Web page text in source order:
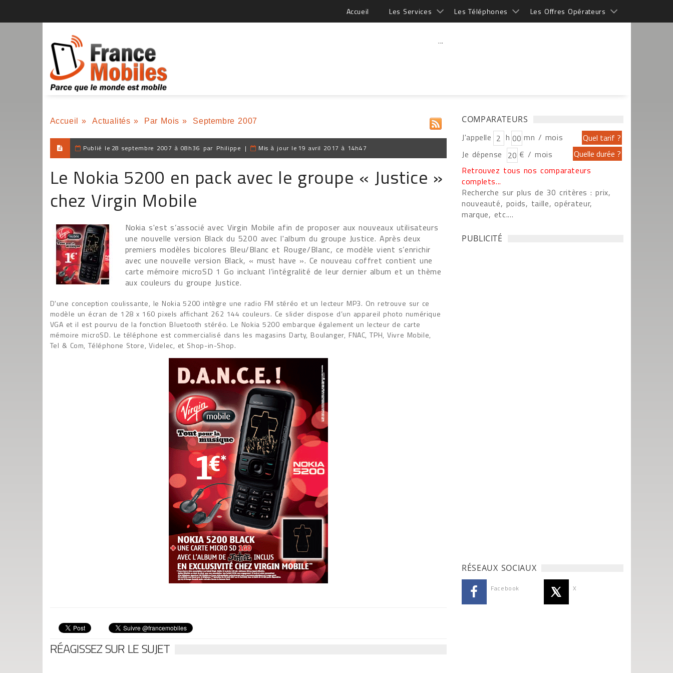
Accueil Les Services Les Téléphones Les Offres Opérateurs
...
Accueil » Actualités » Par Mois » Septembre 2007
Publié le 28 septembre 2007 à 08h36 par Philippe | Mis à jour le 19 avril 2017 à 14h47
Le Nokia 5200 en pack avec le groupe « Justice »
chez Virgin Mobile
Nokia s'est s’associé avec Virgin Mobile afin de proposer aux nouveaux utilisateurs
une nouvelle version Black du 5200 avec l'album du groupe Justice. Après deux
premiers modèles bicolores Bleu/Blanc et Rouge/Blanc, ce modèle vient s’enrichir
avec une nouvelle version Black, « must have ». Ce nouveau coffret contient une
carte mémoire microSD 1 Go incluant l’intégralité de leur dernier album et un thème
aux couleurs du groupe Justice.
D'une conception coulissante, le Nokia 5200 intègre une radio FM stéréo et un lecteur MP3. On retrouve sur ce
modèle un écran de 128 x 160 pixels affichant 262 144 couleurs. Ce slider dispose d’un appareil photo numérique
VGA et il est pourvu de la fonction Bluetooth stéréo. Le Nokia 5200 embarque également un lecteur de carte
mémoire microSD. Le téléphone est commercialisé dans les magasins Darty, Boulanger, FNAC, TPH, Vivre Mobile,
Tel & Com, Téléphone Store, Videlec, et Shop-in-Shop.
RÉAGISSEZ SUR LE SUJET
COMPARATEURS
J'appelle h
mn / mois
Je dépense
€ / mois
Retrouvez tous nos comparateurs
complets...
Recherche sur plus de 30 critères : prix,
nouveauté, poids, taille, opérateur,
marque, etc....
PUBLICITÉ
RÉSEAUX SOCIAUX
Facebook X